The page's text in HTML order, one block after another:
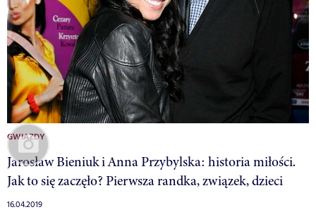
GWIAZDY
Jarosław Bieniuk i Anna Przybylska: historia miłości.
Jak to się zaczęło? Pierwsza randka, związek, dzieci
16.04.2019